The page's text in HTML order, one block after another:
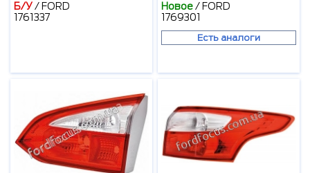
Б/У/ FORD
1761337
Новое/ FORD
1769301
Есть аналоги